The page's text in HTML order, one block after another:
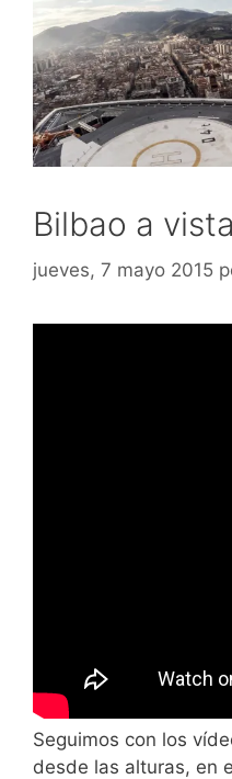
Bilbao a
jueves, 7 mayo 2015
Seguimos con los
desde las alturas, en